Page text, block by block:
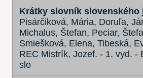
Krátky slovník slovenského
Pisárčiková, Mária, Doruľa,
Michalus, Štefan, Peciar,
Smiešková, Elena, Tibeská,
REC Mistrík, Jozef. - 1. vyd. -
slo